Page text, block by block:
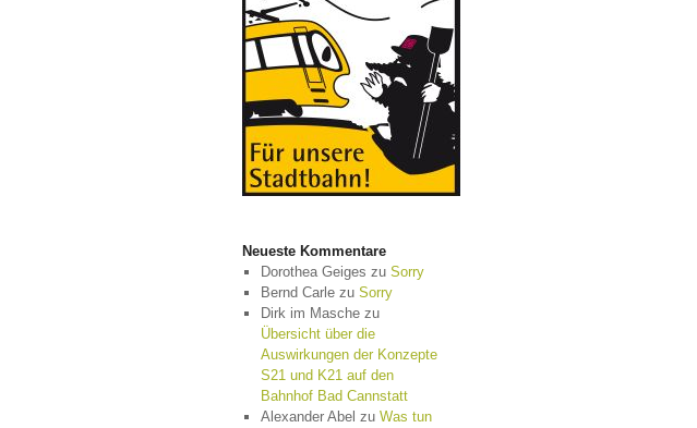
Neueste Kommentare
Dorothea Geiges zu Sorry
Bernd Carlezu Sorry
Dirk im Maschezu
Übersicht über die
Auswirkungen der Konzepte
S21 und K21 auf den
Bahnhof Bad Cannstatt
Alexander Abel zu Was tun